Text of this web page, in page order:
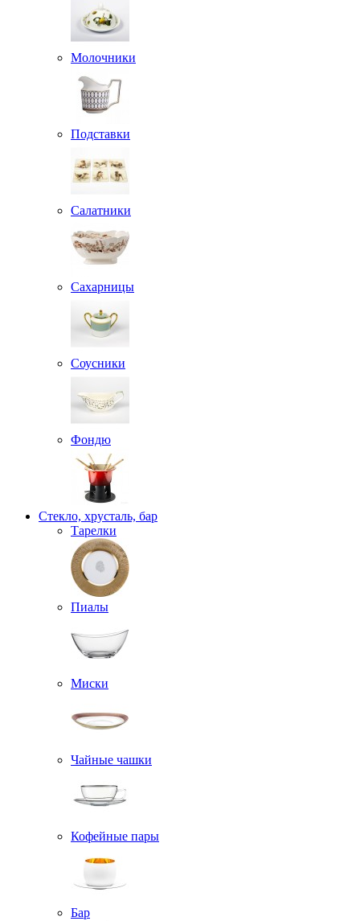
Молочники
Подставки
Салатники
Сахарницы
Соусники
Фондю
Стекло, хрусталь, бар
Тарелки
Пиалы
Миски
Чайные чашки
Кофейные пары
Бар